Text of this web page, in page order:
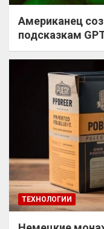
Американец
подсказкам
ТЕХНОЛОГИИ